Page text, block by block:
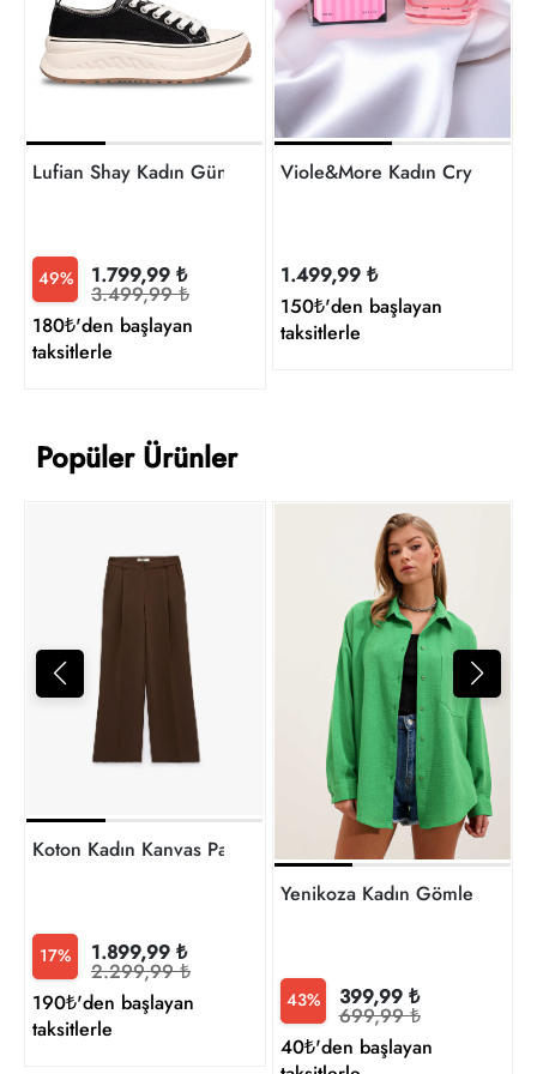
Lufian Shay Kadın Günlük Ayakkabı 121230092
49% 1.799,99 ₺
3.499,99 ₺
180₺'den başlayan
taksitlerle
Viole&More Kadın Crystal
1.499,99 ₺
150₺'den başlayan
taksitlerle
Popüler Ürünler
Koton Kadın Kanvas Pantolon 7WAK40010PW
17% 1.899,99 ₺
2.299,99 ₺
190₺'den başlayan
taksitlerle
Yenikoza Kadın Gömlek
43% 399,99 ₺
699,99 ₺
40₺'den başlayan